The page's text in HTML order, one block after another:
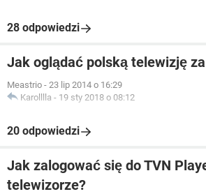
28 odpowiedzi
Jak oglądać polską telewizję
Meastrio - 23 lip 2014 o 16:29
Karolllla - 19 sty 2018 o 08:12
20 odpowiedzi
Jak zalogować się do TVN
telewizorze?